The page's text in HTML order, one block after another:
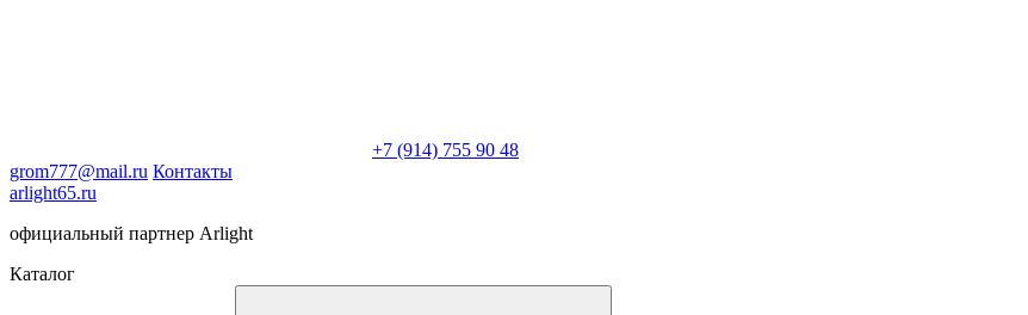
+7 (914) 755 90 48
grom777@mail.ru Контакты
arlight65.ru
официальный партнер Arlight
Каталог